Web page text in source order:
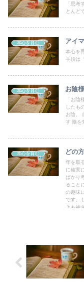
「思考
とんど
本心を育む アイ
本心を
手段は
本心を育む お陰
「お陰
したも
お陰。
す 陰を
本心を育む どの
年を取
に確実
ばかり
ること
の趣味
です。
きも神